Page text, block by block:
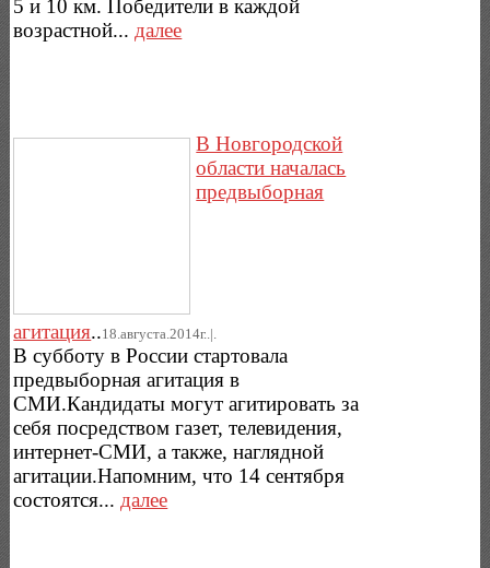
5 и 10 км. Победители в каждой
возрастной...далее
В Новгородской
области началась
предвыборная
агитация..18.августа.2014г..|.
В субботу в России стартовала
предвыборная агитация в
СМИ.Кандидаты могут агитировать за
себя посредством газет, телевидения,
интернет-СМИ, а также, наглядной
агитации.Напомним, что 14 сентября
состоятся... далее